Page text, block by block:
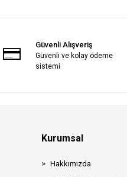
Güvenli Alışveriş
Güvenli ve kolay ödeme
sistemi
Kurumsal
Hakkımızda